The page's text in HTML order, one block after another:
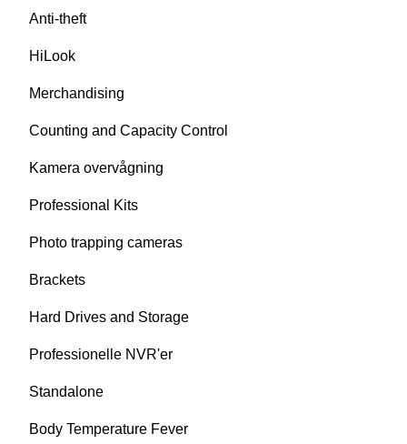
Anti-theft
HiLook
Merchandising
Counting and Capacity Control
Kamera overvågning
Professional Kits
Photo trapping cameras
Brackets
Hard Drives and Storage
Professionelle NVR'er
Standalone
Body Temperature Fever